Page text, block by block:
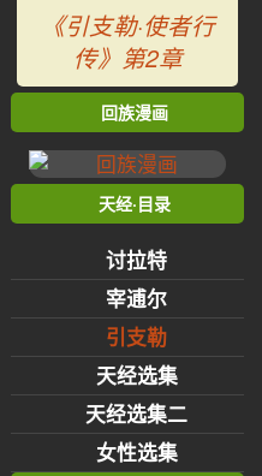
《引支勒·使者行
传》第2章
回族漫画
天经·目录
讨拉特
宰逋尔
引支勒
天经选集
天经选集二
女性选集